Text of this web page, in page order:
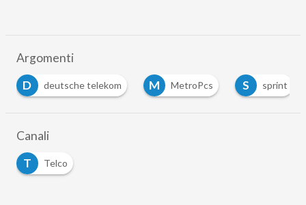
Argomenti
D
deutsche telekom M MetroPcs S sprint
Canali
T
Telco